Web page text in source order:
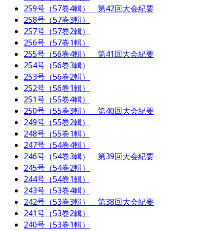
259号（57巻4輯） 第42回大会紀要
258号（57巻3輯）
257号（57巻2輯）
256号（57巻1輯）
255号（56巻4輯） 第41回大会紀要
254号（56巻3輯）
253号（56巻2輯）
252号（56巻1輯）
251号（55巻4輯）
250号（55巻3輯） 第40回大会紀要
249号（55巻2輯）
248号（55巻1輯）
247号（54巻4輯）
246号（54巻3輯） 第39回大会紀要
245号（54巻2輯）
244号（54巻1輯）
243号（53巻4輯）
242号（53巻3輯） 第38回大会紀要
241号（53巻2輯）
240号（53巻1輯）